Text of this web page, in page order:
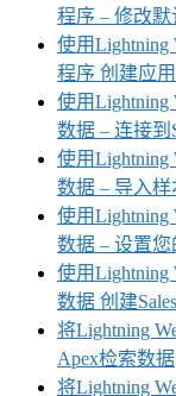
程序 – 修改默
使用Lightning
程序 创建应
使用Lightning
数据 – 连接到
使用Lightning
数据 – 导入
使用Lightning
数据 – 设置您
使用Lightning
数据 创建
将Lightning
Apex检索数据
将Lightning